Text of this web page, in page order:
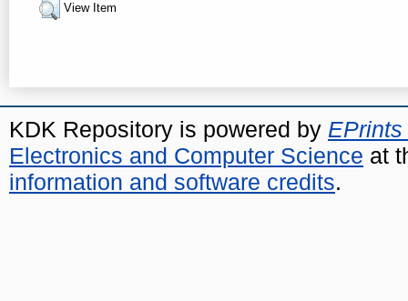
View Item
KDK Repository is powered by EPrints
Electronics and Computer Science at
information and software credits.